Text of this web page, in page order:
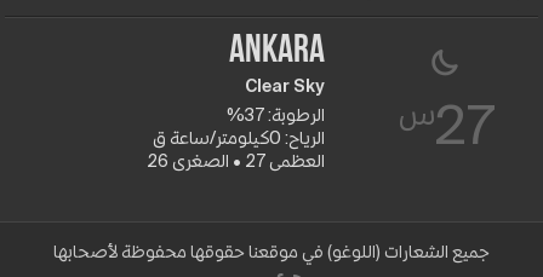
27س
Ankara
Clear Sky
الرطوبة: 37%
الرياح: 0كيلومتر/ساعة ق
العظمى 27 • الصغرى 26
جميع الشعارات (اللوغو) في موقعنا حقوقها محفوظة لأصحابها